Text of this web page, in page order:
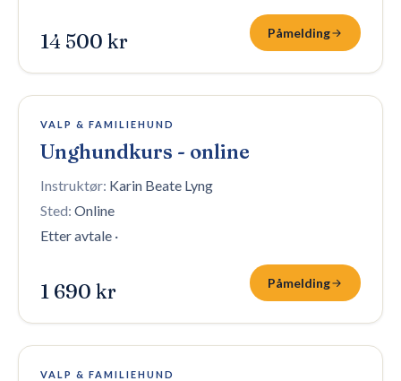
14 500 kr Påmelding
100 plasser igjen
VALP & FAMILIEHUND
Unghundkurs - online
Instruktør: Karin Beate Lyng
Sted: Online
Etter avtale ·
1 690 kr Påmelding
100 plasser igjen
VALP & FAMILIEHUND